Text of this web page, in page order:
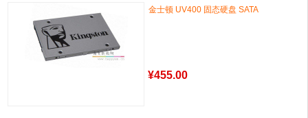
金士顿 UV400 固态硬盘 SATA
¥455.00